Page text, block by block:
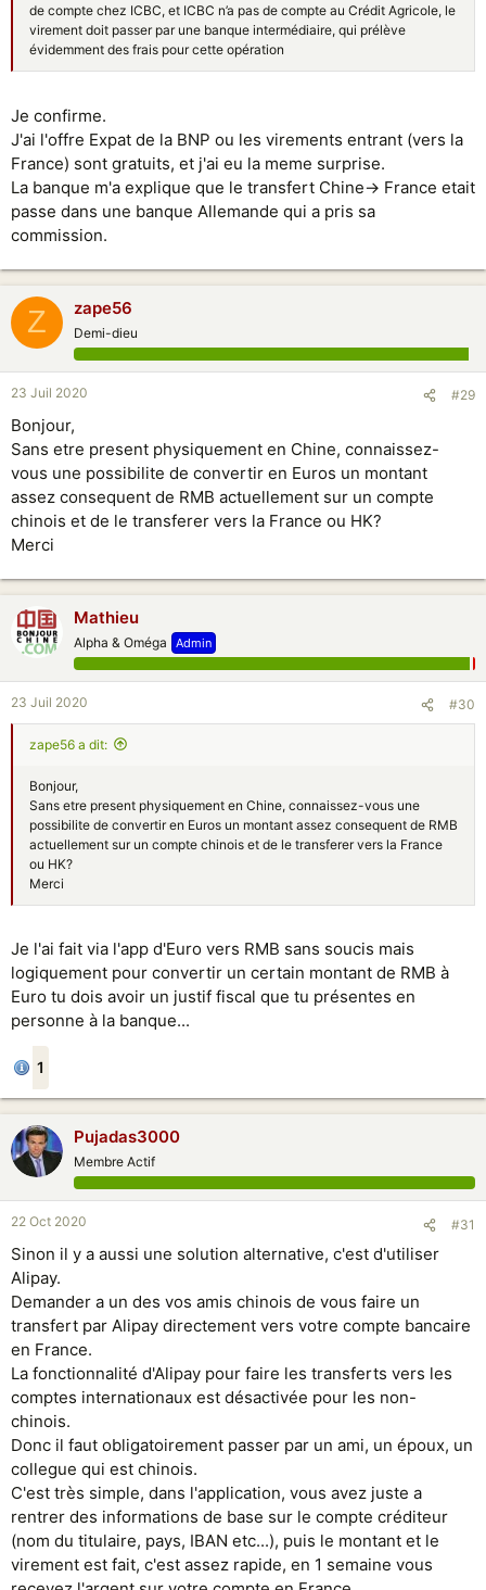
de compte chez ICBC, et ICBC n’a pas de compte au Crédit Agricole, le
virement doit passer par une banque intermédiaire, qui prélève
évidemment des frais pour cette opération
Je confirme.
J'ai l'offre Expat de la BNP ou les virements entrant (vers la
France) sont gratuits, et j'ai eu la meme surprise.
La banque m'a explique que le transfert Chine-> France etait
passe dans une banque Allemande qui a pris sa
commission.
Z zape56
Demi-dieu
23 Juil 2020 #29
Bonjour,
Sans etre present physiquement en Chine, connaissez-
vous une possibilite de convertir en Euros un montant
assez consequent de RMB actuellement sur un compte
chinois et de le transferer vers la France ou HK?
Merci
Mathieu
Alpha & Oméga Admin
23 Juil 2020 #30
zape56 a dit:
Bonjour,
Sans etre present physiquement en Chine, connaissez-vous une
possibilite de convertir en Euros un montant assez consequent de RMB
actuellement sur un compte chinois et de le transferer vers la France
ou HK?
Merci
Je l'ai fait via l'app d'Euro vers RMB sans soucis mais
logiquement pour convertir un certain montant de RMB à
Euro tu dois avoir un justif fiscal que tu présentes en
personne à la banque...
1
Pujadas3000
Membre Actif
22 Oct 2020 #31
Sinon il y a aussi une solution alternative, c'est d'utiliser
Alipay.
Demander a un des vos amis chinois de vous faire un
transfert par Alipay directement vers votre compte bancaire
en France.
La fonctionnalité d'Alipay pour faire les transferts vers les
comptes internationaux est désactivée pour les non-
chinois.
Donc il faut obligatoirement passer par un ami, un époux, un
collegue qui est chinois.
C'est très simple, dans l'application, vous avez juste a
rentrer des informations de base sur le compte créditeur
(nom du titulaire, pays, IBAN etc...), puis le montant et le
virement est fait, c'est assez rapide, en 1 semaine vous